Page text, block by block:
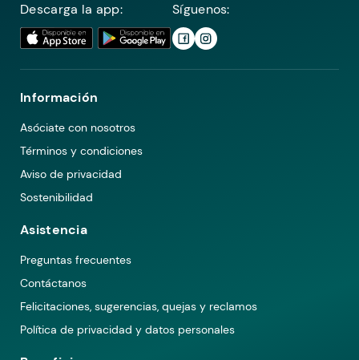
Descarga la app: Síguenos:
Información
Asóciate con nosotros
Términos y condiciones
Aviso de privacidad
Sostenibilidad
Asistencia
Preguntas frecuentes
Contáctanos
Felicitaciones, sugerencias, quejas y reclamos
Política de privacidad y datos personales